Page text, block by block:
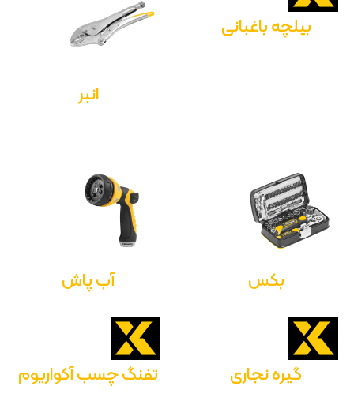
بیلچه باغبانی
انبر
بکس آب پاش
گیره نجاری تفنگ چسب آکواریوم